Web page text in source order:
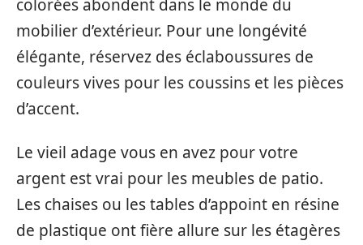
colorées abondent dans le monde du
mobilier d’extérieur. Pour une longévité
élégante, réservez des éclaboussures de
couleurs vives pour les coussins et les pièces
d’accent.
Le vieil adage vous en avez pour votre
argent est vrai pour les meubles de patio.
Les chaises ou les tables d’appoint en résine
de plastique ont fière allure sur les étagères